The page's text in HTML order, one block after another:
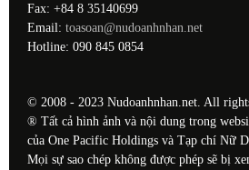
Fax: +84 8 35140699
Email: toasoan@nudoanhnhan.net
Hotline: 090 845 0854
© 2008 - 2023 Nudoanhnhan.net. All
® Tất cả hình ảnh và nội dung trong
của One Pacific Holdings và Tạp chí Nữ
Mọi sự sao chép không được phép sẽ bị